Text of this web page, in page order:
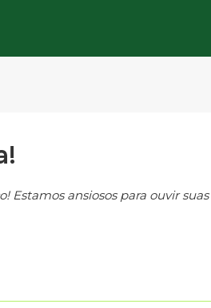
Estamos ansiosos para ouvir suas